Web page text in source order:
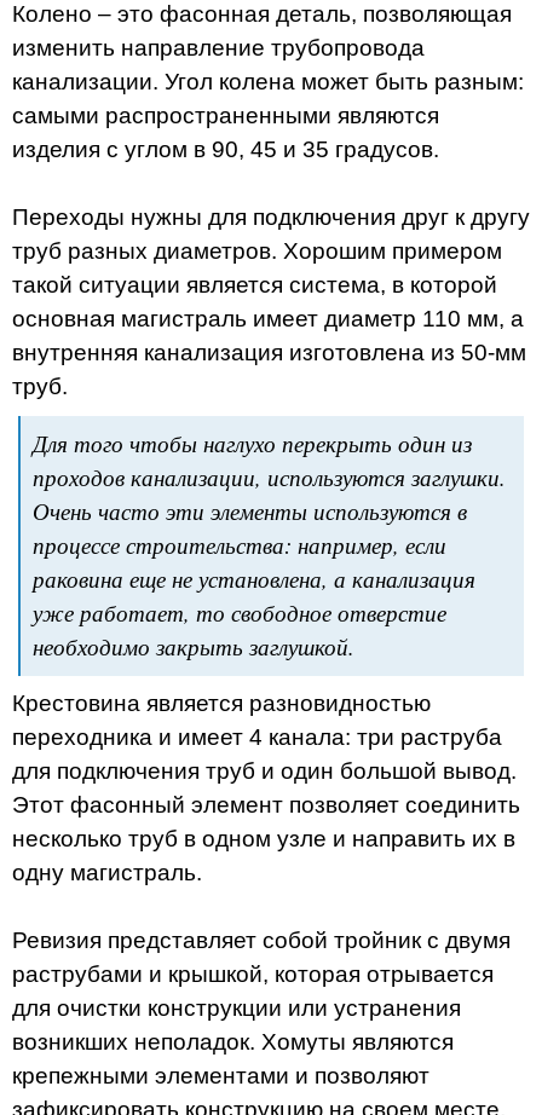
Колено – это фасонная деталь, позволяющая
изменить направление трубопровода
канализации. Угол колена может быть разным:
самыми распространенными являются
изделия с углом в 90, 45 и 35 градусов.
Переходы нужны для подключения друг к другу
труб разных диаметров. Хорошим примером
такой ситуации является система, в которой
основная магистраль имеет диаметр 110 мм, а
внутренняя канализация изготовлена из 50-мм
труб.
Для того чтобы наглухо перекрыть один из
проходов канализации, используются заглушки.
Очень часто эти элементы используются в
процессе строительства: например, если
раковина еще не установлена, а канализация
уже работает, то свободное отверстие
необходимо закрыть заглушкой.
Крестовина является разновидностью
переходника и имеет 4 канала: три раструба
для подключения труб и один большой вывод.
Этот фасонный элемент позволяет соединить
несколько труб в одном узле и направить их в
одну магистраль.
Ревизия представляет собой тройник с двумя
раструбами и крышкой, которая отрывается
для очистки конструкции или устранения
возникших неполадок. Хомуты являются
крепежными элементами и позволяют
зафиксировать конструкцию на своем месте.